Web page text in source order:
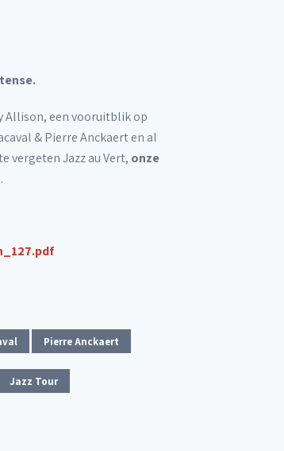
Allison, een vooruitblik op
& Pierre Anckaert en al
vergeten Jazz au Vert, onze
Pierre Anckaert
Jazz Tour